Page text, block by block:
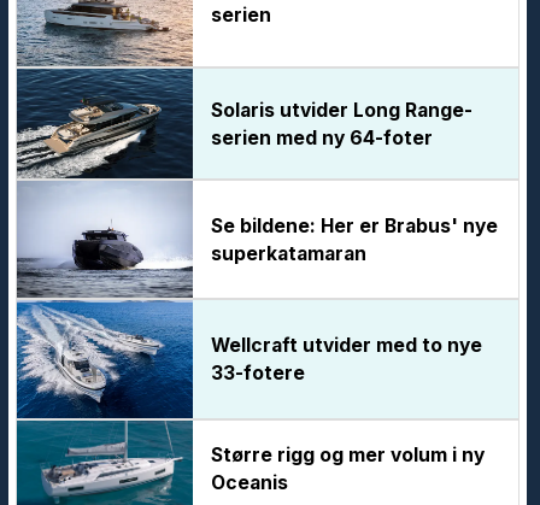
serien
Solaris utvider Long Range-
serien med ny 64-foter
Se bildene: Her er Brabus' nye
superkatamaran
Wellcraft utvider med to nye
33-fotere
Større rigg og mer volum i ny
Oceanis